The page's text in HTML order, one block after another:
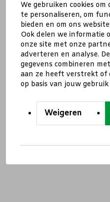
We gebruiken cookies
te personaliseren, om
bieden en om ons
Ook delen we informatie
onze site met onze
adverteren en analyse.
gegevens combineren
aan ze heeft verstrekt of
op basis van jouw
Weigeren